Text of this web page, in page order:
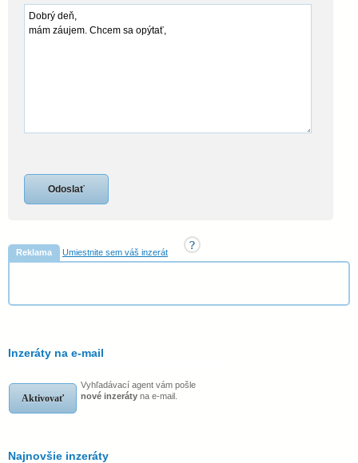
Reklama Umiestnite sem váš inzerát
Inzeráty na e-mail
Aktivovať
Vyhľadávací agent vám pošle
nové inzeráty na e-mail.
Najnovšie inzeráty